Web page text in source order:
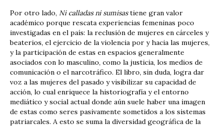
Por otro lado, Ni calladas ni sumisastiene gran valor
académico porque rescata experiencias femeninas poco
investigadas en el país: la reclusión de mujeres en cárceles y
beaterios, el ejercicio de la violencia por y hacia las mujeres,
y la participación de estas en espacios generalmente
asociados con lo masculino, como la justicia, los medios de
comunicación o el narcotráfico. El libro, sin duda, logra dar
voz a las mujeres del pasado y visibilizar su capacidad de
acción, lo cual enriquece la historiografía y el entorno
mediático y social actual donde aún suele haber una imagen
de estas como seres pasivamente sometidos a los sistemas
patriarcales. A esto se suma la diversidad geográfica de la